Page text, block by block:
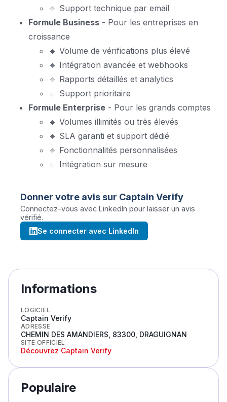
🔹 Support technique par email
Formule Business - Pour les entreprises en
croissance
🔹 Volume de vérifications plus élevé
🔹 Intégration avancée et webhooks
🔹 Rapports détaillés et analytics
🔹 Support prioritaire
Formule Enterprise - Pour les grands comptes
🔹 Volumes illimités ou très élevés
🔹 SLA garanti et support dédié
🔹 Fonctionnalités personnalisées
🔹 Intégration sur mesure
Donner votre avis sur Captain Verify
Connectez-vous avec LinkedIn pour laisser un avis
vérifié.
Se connecter avec LinkedIn
Informations
LOGICIEL
Captain Verify
ADRESSE
CHEMIN DES AMANDIERS, 83300, DRAGUIGNAN
SITE OFFICIEL
Découvrez Captain Verify
Populaire